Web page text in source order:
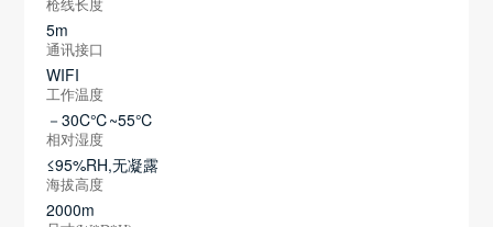
枪线长度
5m
通讯接口
WIFI
工作温度
－30C℃~55℃
相对湿度
≤95%RH,无凝露
海拔高度
2000m